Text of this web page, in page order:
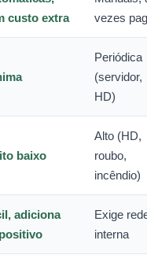
custo extra
vezes
Periódica
(servidor,
HD)
baixo
Alto (HD,
roubo,
incêndio)
adiciona
Exige
interna